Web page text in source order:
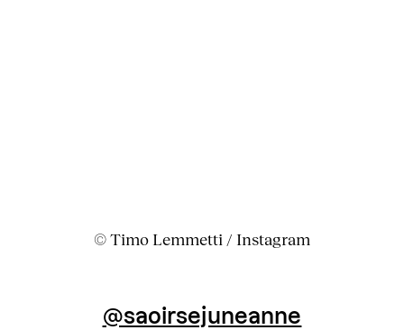
© Timo Lemmetti / Instagram
@saoirsejuneanne